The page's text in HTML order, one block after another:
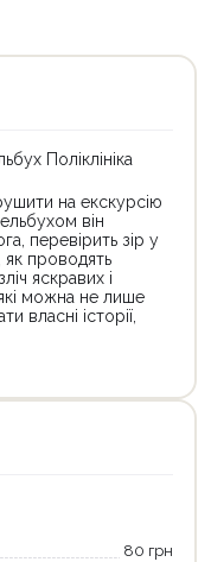
Поліклініка
на екскурсію
він
перевірить зір у
як проводять
яскравих і
можна не лише
власні історії,
80 грн